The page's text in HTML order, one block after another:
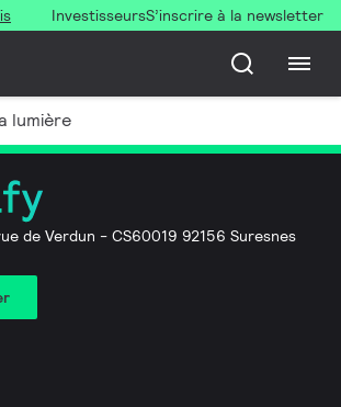
InvestisseursS’inscrire à la newsletter
lumière
de Verdun - CS60019 92156 Suresnes